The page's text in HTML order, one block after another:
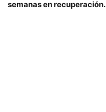
semanas en recuperación.